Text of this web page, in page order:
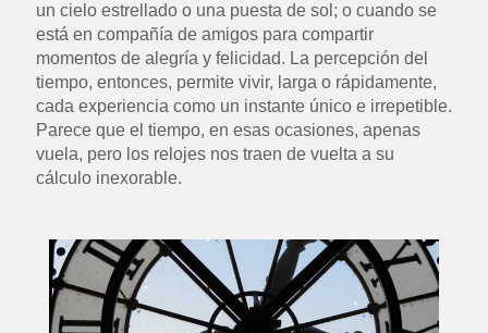
un cielo estrellado o una puesta de sol; o cuando se
está en compañía de amigos para compartir
momentos de alegría y felicidad. La percepción del
tiempo, entonces, permite vivir, larga o rápidamente,
cada experiencia como un instante único e irrepetible.
Parece que el tiempo, en esas ocasiones, apenas
vuela, pero los relojes nos traen de vuelta a su
cálculo inexorable.